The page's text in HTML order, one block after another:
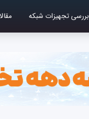
بررسی تجهیزات شبکه